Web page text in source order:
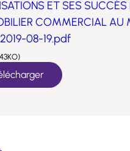
ET SES SUCCÈS
COMMERCIAL AU
08-19.pdf